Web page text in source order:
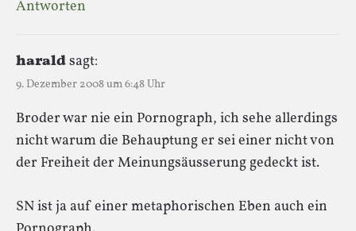
Antworten
haraldsagt:
9. Dezember 2008 um 6:48 Uhr
Broder war nie ein Pornograph, ich sehe allerdings
nicht warum die Behauptung er sei einer nicht von
der Freiheit der Meinungsäusserung gedeckt ist.
SN ist ja auf einer metaphorischen Eben auch ein